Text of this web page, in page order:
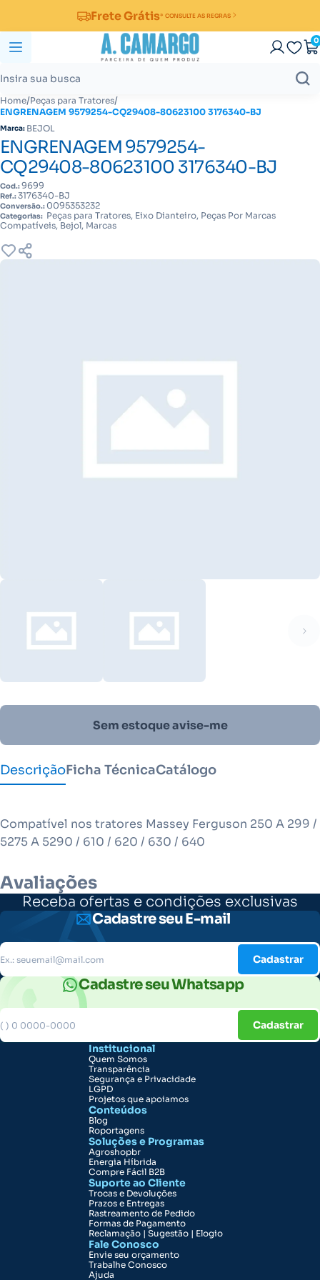
Frete Grátis* CONSULTE AS REGRAS
0
Home/Peças para Tratores/
ENGRENAGEM 9579254-CQ29408-80623100 3176340-BJ
Marca: BEJOL
ENGRENAGEM 9579254-
CQ29408-80623100 3176340-BJ
Cod.:9699
Ref.:3176340-BJ
Conversão.: 0095353232
Categorias: Peças para Tratores, Eixo Dianteiro, Peças Por Marcas
Compatíveis, Bejol, Marcas
Sem estoque avise-me
DescriçãoFicha TécnicaCatálogo
Compatível nos tratores Massey Ferguson 250 A 299 /
5275 A 5290 / 610 / 620 / 630 / 640
Avaliações
Receba ofertas e condições exclusivas
Cadastre seu E-mail
Cadastrar
Cadastre seu Whatsapp
Cadastrar
Institucional
Quem Somos
Transparência
Segurança e Privacidade
LGPD
Projetos que apoiamos
Conteúdos
Blog
Roportagens
Soluções e Programas
Agroshopbr
Energia Híbrida
Compre Fácil B2B
Suporte ao Cliente
Trocas e Devoluções
Prazos e Entregas
Rastreamento de Pedido
Formas de Pagamento
Reclamação | Sugestão | Elogio
Fale Conosco
Envie seu orçamento
Trabalhe Conosco
Ajuda